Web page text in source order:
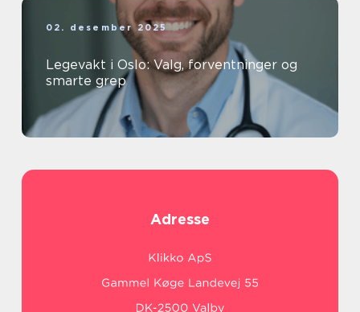
02. desember 2025
Legevakt i Oslo: Valg, forventninger og
smarte grep
Adresse